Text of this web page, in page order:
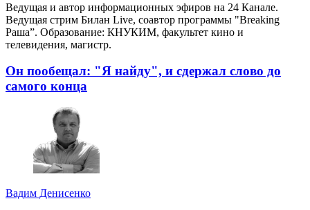
Ведущая и автор информационных эфиров на 24 Канале.
Ведущая стрим Билан Live, соавтор программы "Breaking
Раша”. Образование: КНУКИМ, факультет кино и
телевидения, магистр.
Он пообещал: "Я найду", и сдержал слово до
самого конца
Вадим Денисенко